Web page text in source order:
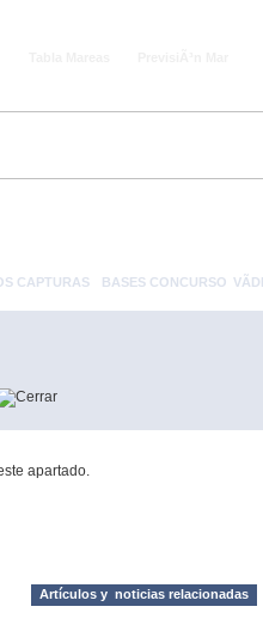
CAPTURAS BASES CONCURSO
apartado.
Artículos y noticias relacionadas